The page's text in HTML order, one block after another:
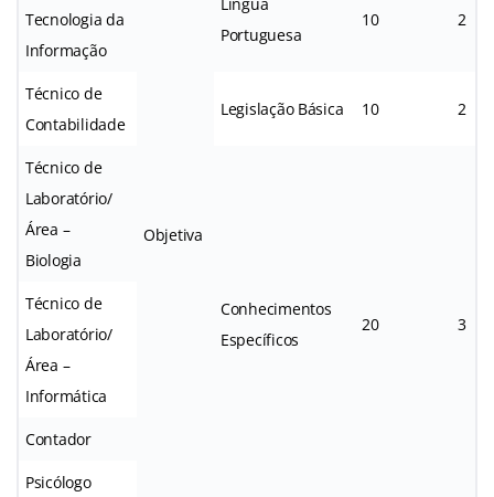
Tecnologia da
Informação
Objetiva
Portuguesa
10 2
Técnico de
Contabilidade
Legislação Básica 10 2
Técnico de
Laboratório/
Área –
Biologia
Conhecimentos
Específicos
20 3
Técnico de
Laboratório/
Área –
Informática
Contador
Psicólogo